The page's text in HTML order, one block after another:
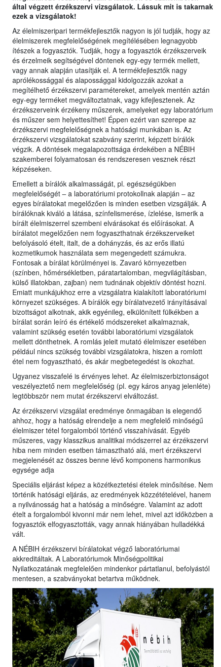
által végzett érzékszervi vizsgálatok. Lássuk mit is takarnak
ezek a vizsgálatok!
Az élelmiszeripari termékfejlesztők nagyon is jól tudják, hogy az
élelmiszerek megfelelőségének megítélésében legnagyobb
ítészek a fogyasztók. Tudják, hogy a fogyasztók érzékszerveik
és érzelmeik segítségével döntenek egy-egy termék mellett,
vagy annak alapján utasítják el. A termékfejlesztők nagy
aprólékossággal és alapossággal kidolgozzák azokat a
megítélhető érzékszervi paramétereket, amelyek mentén aztán
egy-egy terméket megváltoztatnak, vagy kifejlesztenek. Az
érzékszerveink érzékeny műszerek, amelyeket egy laboratórium
és műszer sem helyettesíthet! Éppen ezért van szerepe az
érzékszervi megfelelőségnek a hatósági munkában is. Az
érzékszervi vizsgálatokat szabvány szerint, képzett bírálók
végzik. A döntések megalapozottsága érdekében a NÉBIH
szakemberei folyamatosan és rendszeresen vesznek részt
képzéseken.
Emellett a bírálók alkalmasságát, pl. egészségükben
megfelelőségét – a laboratóriumi protokollnak alapján – az
egyes bírálatokat megelőzően is minden esetben vizsgálják. A
bírálóknak kiváló a látása, színfelismerése, ízlelése, ismerik a
bírált élelmiszerrel szembeni elvárásokat és előírásokat. A
bírálatot megelőzően nem fogyaszthatnak érzékszerveiket
befolyásoló ételt, italt, de a dohányzás, és az erős illatú
kozmetikumok használata sem megengedett számukra.
Fontosak a bírálat körülményei is. Zavaró környezetben
(színben, hőmérsékletben, páratartalomban, megvilágításban,
külső illatokban, zajban) nem tudnának objektív döntést hozni.
Emiatt munkájukhoz erre a vizsgálatra kialakított laboratóriumi
környezet szükséges. A bírálók egy bírálatvezető irányításával
bizottságot alkotnak, akik egyénileg, elkülönített fülkékben a
bírálat során leíró és értékelő módszereket alkalmaznak,
valamint szükség esetén további laboratóriumi vizsgálatok
mellett dönthetnek. A romlás jeleit mutató élelmiszer esetében
például nincs szükség további vizsgálatokra, hiszen a romlott
étel nem fogyasztható, és akár megbetegedést is okozhat.
Ugyanez visszafelé is érvényes lehet. Az élelmiszerbiztonságot
veszélyeztető nem megfelelőség (pl. egy káros anyag jelenléte)
legtöbbször nem mutat érzékszervi elváltozást.
Az érzékszervi vizsgálat eredménye önmagában is elegendő
ahhoz, hogy a hatóság elrendelje a nem megfelelő minőségű
élelmiszer tétel forgalomból történő visszahívását. Egyéb
műszeres, vagy klasszikus analitikai módszerrel az érzékszervi
hiba nem minden esetben támasztható alá, mert érzékszervi
megjelenését az összes benne lévő komponens harmonikus
egysége adja
Speciális eljárást képez a közétkeztetési ételek minősítése. Nem
történik hatósági eljárás, az eredmények közzétételével, hanem
a nyilvánosság hat a hatóság a minőségre. Valamint az adott
ételt a forgalomból kivonni már nem lehet, mivel azt időközben a
fogyasztók elfogyasztották, vagy annak hiányában hulladékká
vált.
A NÉBIH érzékszervi bírálatokat végző laboratóriumai
akkreditáltak. A Laboratóriumok Minőségpolitikai
Nyilatkozatának megfelelően mindenkor pártatlanul, befolyástól
mentesen, a szabványokat betartva működnek.